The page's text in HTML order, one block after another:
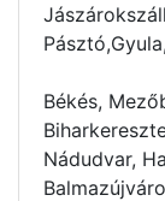
Békés,
Nádudvar,